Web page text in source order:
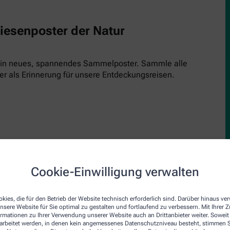
Cookie-Einwilligung verwalten
die für den Betrieb der Website technisch erforderlich sind. Darüber hinaus
Website für Sie optimal zu gestalten und fortlaufend zu verbessern. Mit Ihrer
zu Ihrer Verwendung unserer Website auch an Drittanbieter weiter. Soweit
werden, in denen kein angemessenes Datenschutzniveau besteht, stimmen
der Natur
neues, spannendes Sammelposter. Sammle alle
als Erinnerung für unsere Entdeckungsreisen.
Inspektor! Einfach kostenlos runterladen, ausdrucken und
und schau genau hin. Jede Ausgabe bringt einen neuen